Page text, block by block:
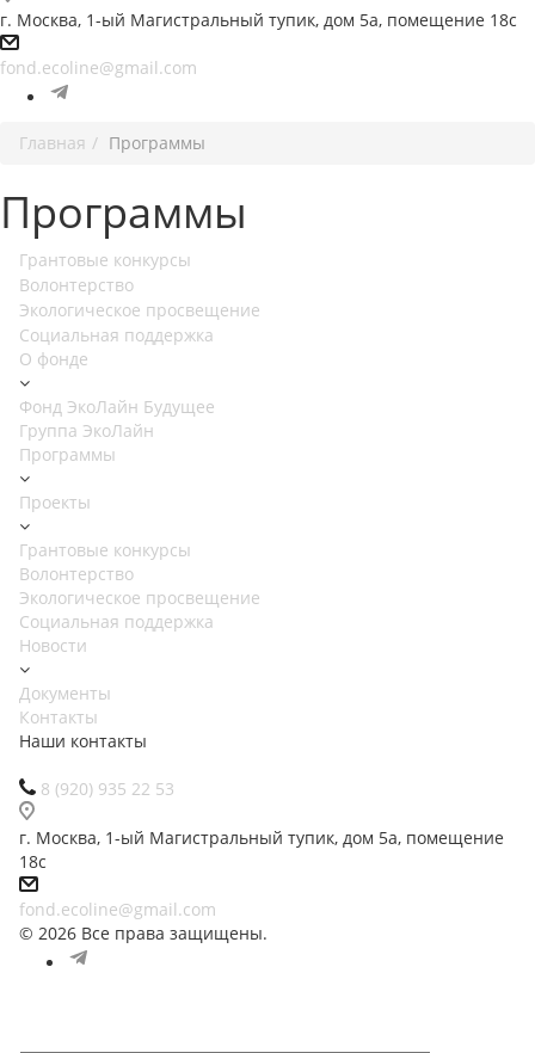
г. Москва, 1-ый Магистральный тупик, дом 5а, помещение 18с
fond.ecoline@gmail.com
Главная Программы
Программы
Грантовые конкурсы
Волонтерство
Экологическое просвещение
Социальная поддержка
О фонде
Фонд ЭкоЛайн Будущее
Группа ЭкоЛайн
Программы
Проекты
Грантовые конкурсы
Волонтерство
Экологическое просвещение
Социальная поддержка
Новости
Документы
Контакты
Наши контакты
8 (920) 935 22 53
г. Москва, 1-ый Магистральный тупик, дом 5а, помещение
18с
fond.ecoline@gmail.com
© 2026 Все права защищены.